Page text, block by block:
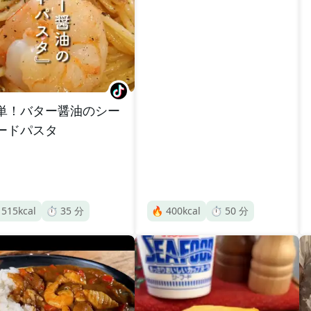
！バター醤油のシー
ドパスタ
515kcal ⏱️ 35 分 🔥 400kcal ⏱️ 50 分